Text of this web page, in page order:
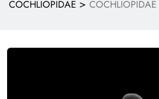
COCHLIOPIDAE >